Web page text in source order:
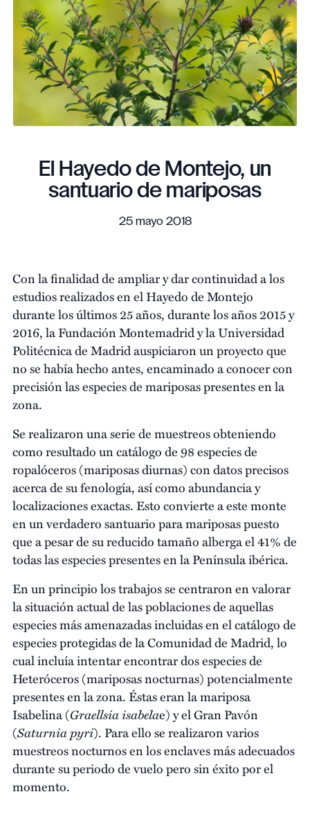
El Hayedo de Montejo, un
santuario de mariposas
25 mayo 2018
Con la finalidad de ampliar y dar continuidad a los
estudios realizados en el Hayedo de Montejo
durante los últimos 25 años, durante los años 2015 y
2016, la Fundación Montemadrid y la Universidad
Politécnica de Madrid auspiciaron un proyecto que
no se había hecho antes, encaminado a conocer con
precisión las especies de mariposas presentes en la
zona.
Se realizaron una serie de muestreos obteniendo
como resultado un catálogo de 98 especies de
ropalóceros (mariposas diurnas) con datos precisos
acerca de su fenología, así como abundancia y
localizaciones exactas. Esto convierte a este monte
en un verdadero santuario para mariposas puesto
que a pesar de su reducido tamaño alberga el 41% de
todas las especies presentes en la Península ibérica.
En un principio los trabajos se centraron en valorar
la situación actual de las poblaciones de aquellas
especies más amenazadas incluidas en el catálogo de
especies protegidas de la Comunidad de Madrid, lo
cual incluía intentar encontrar dos especies de
Heteróceros (mariposas nocturnas) potencialmente
presentes en la zona. Éstas eran la mariposa
Isabelina (Graellsia isabelae) y el Gran Pavón
(Saturnia pyri). Para ello se realizaron varios
muestreos nocturnos en los enclaves más adecuados
durante su periodo de vuelo pero sin éxito por el
momento.